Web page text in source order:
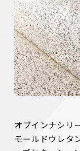
オブインナシリ
モールドウレタ